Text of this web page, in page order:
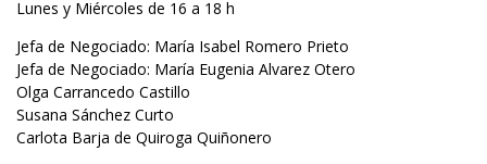
Lunes y Miércoles de 16 a 18 h
Jefa de Negociado: María Isabel Romero Prieto
Jefa de Negociado: María Eugenia Alvarez Otero
Olga Carrancedo Castillo
Susana Sánchez Curto
Carlota Barja de Quiroga Quiñonero